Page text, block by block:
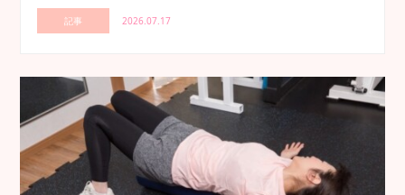
記事 2026.07.17